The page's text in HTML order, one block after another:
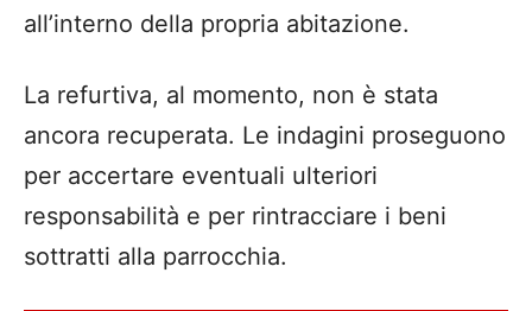
all’interno della propria abitazione.
La refurtiva, al momento, non è stata
ancora recuperata. Le indagini proseguono
per accertare eventuali ulteriori
responsabilità e per rintracciare i beni
sottratti alla parrocchia.